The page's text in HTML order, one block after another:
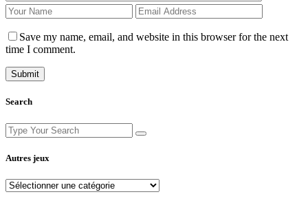
Save my name, email, and website in this browser for the next
time I comment.
Search
Search
for:
Autres jeux
Autres